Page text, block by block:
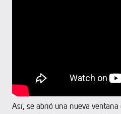
Así, se abrió una nueva